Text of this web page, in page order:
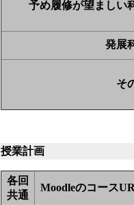
予め履修が望ましい
発展
そ
授業計画
各回
共通
Moodleのコース